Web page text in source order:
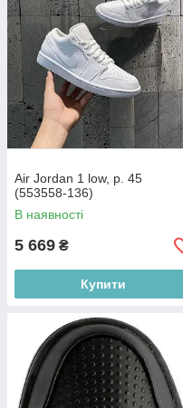
Air Jordan 1 low, р. 45
(553558-136)
В наявності
5 669 ₴
Купити